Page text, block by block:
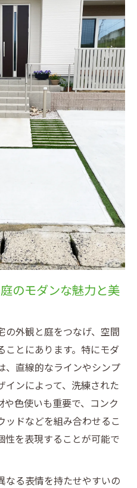
るシンプルモダンエク
テリアのシンプルモダ
シンプルモダンの美し
シンプルモダン空間の
テリアの最新演出術
るモダンな庭の最新演
を実現するエクステリ
ンドが映える庭づくり
ンの工夫で庭に個性を
のデザイン比較
する洋風と和モダン庭
支えるデザインの違い
する庭テイストの選び
のモダンな魅力と美
の外観と庭をつなげ、空間
ことにあります。特にモダ
、直線的なラインやシンプ
インによって、洗練された
色使いも重要で、コンク
ッドなどを組み合わせるこ
性を表現することが可能で
なる表情を持たせやすいの